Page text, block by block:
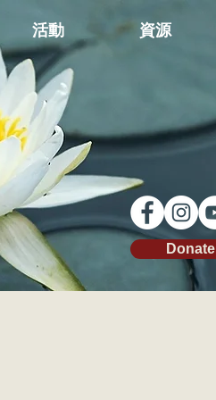
活動 資源
Donate